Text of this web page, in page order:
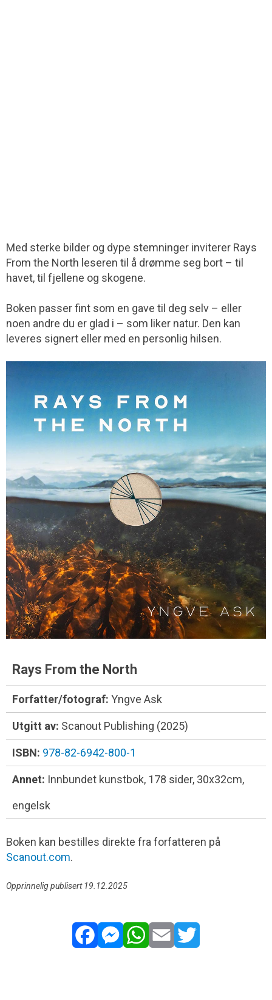
Med sterke bilder og dype stemninger inviterer Rays
From the North leseren til å drømme seg bort – til
havet, til fjellene og skogene.
Boken passer fint som en gave til deg selv – eller
noen andre du er glad i – som liker natur. Den kan
leveres signert eller med en personlig hilsen.
Rays From the North
Forfatter/fotograf: Yngve Ask
Utgitt av: Scanout Publishing (2025)
ISBN: 978-82-6942-800-1
Annet: Innbundet kunstbok, 178 sider, 30x32cm,
engelsk
Boken kan bestilles direkte fra forfatteren på
Scanout.com.
Opprinnelig publisert 19.12.2025